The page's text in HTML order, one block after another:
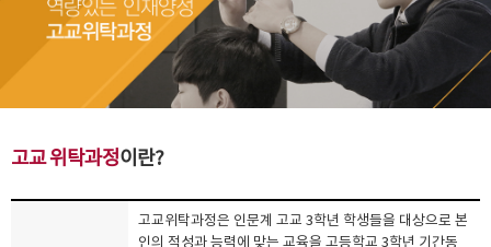
고교 위탁과정이란?
고교위탁과정은 인문계 고교 3학년 학생들을 대상으로 본
인의 적성과 능력에 맞는 교육을 고등학교 3학년 기간동